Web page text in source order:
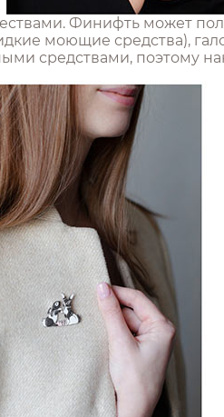
Финифть может
моющие средства),
средствами, поэтому